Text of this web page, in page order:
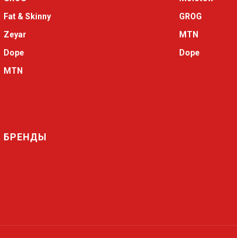
Fat & Skinny
Zeyar
Dope
MTN
GROG
MTN
Dope
БРЕНДЫ